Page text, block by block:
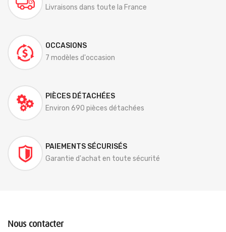
Livraisons dans toute la France
OCCASIONS
7 modèles d'occasion
PIÈCES DÉTACHÉES
Environ 690 pièces détachées
PAIEMENTS SÉCURISÉS
Garantie d'achat en toute sécurité
Nous contacter